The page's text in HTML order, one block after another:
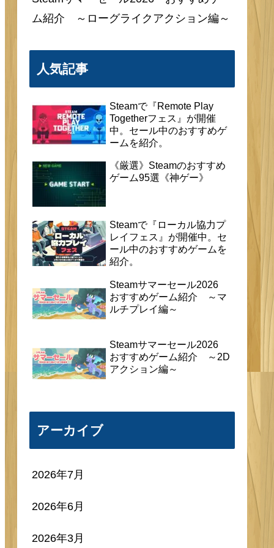
ム紹介 ～ローグライクアクション編～
人気記事
Steamで『Remote Play
Togetherフェス』が開催
中。セール中のおすすめゲ
ームを紹介。
《厳選》Steamのおすすめ
ゲーム95選《神ゲー》
Steamで『ローカル協力プ
レイフェス』が開催中。セ
ール中のおすすめゲームを
紹介。
Steamサマーセール2026
おすすめゲーム紹介 ～マ
ルチプレイ編～
Steamサマーセール2026
おすすめゲーム紹介 ～2D
アクション編～
アーカイブ
2026年7月
2026年6月
2026年3月